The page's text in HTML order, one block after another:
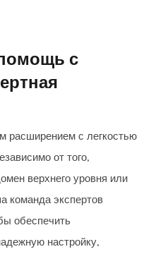
с
с легкостью
от того,
верхнего уровня или
команда экспертов
обеспечить
настройку,